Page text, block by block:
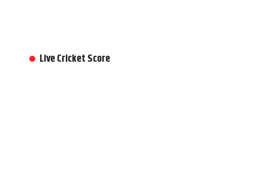
Live Cricket Score